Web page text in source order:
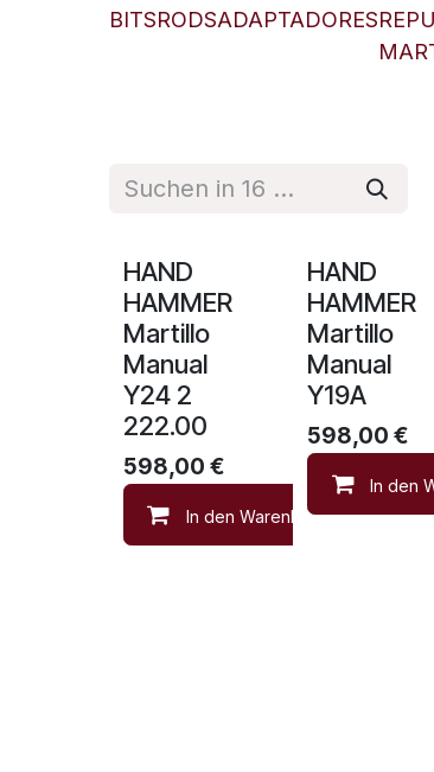
BITSRODSADAPTADORES
HAND
HAMMER
Martillo
Manual
Y24 2
222.00
598,00 €
In den Warenkorb
HAND
HAMMER
Martillo
Manual
Y19A
598,00 €
In den